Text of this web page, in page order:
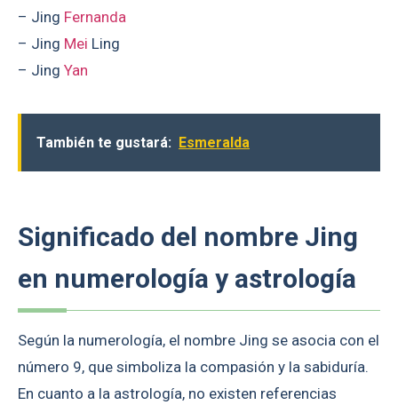
– Jing Fernanda
– Jing Mei Ling
– Jing Yan
También te gustará: Esmeralda
Significado del nombre Jing
en numerología y astrología
Según la numerología, el nombre Jing se asocia con el
número 9, que simboliza la compasión y la sabiduría.
En cuanto a la astrología, no existen referencias